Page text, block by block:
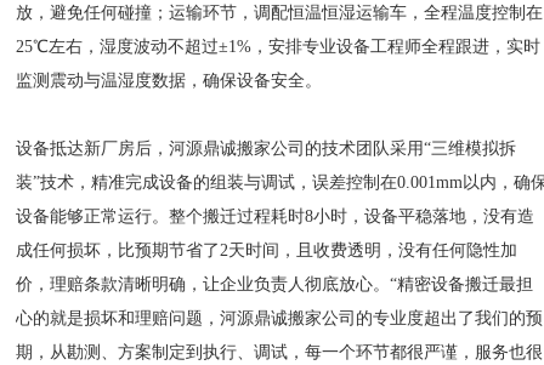
放，避免任何碰撞；运输环节，调配恒温恒湿运输车，全程温度控制在
25℃左右，湿度波动不超过±1%，安排专业设备工程师全程跟进，实时
监测震动与温湿度数据，确保设备安全。
设备抵达新厂房后，河源鼎诚搬家公司的技术团队采用“三维模拟拆
装”技术，精准完成设备的组装与调试，误差控制在0.001mm以内，确
设备能够正常运行。整个搬迁过程耗时8小时，设备平稳落地，没有造
成任何损坏，比预期节省了2天时间，且收费透明，没有任何隐性加
价，理赔条款清晰明确，让企业负责人彻底放心。“精密设备搬迁最担
心的就是损坏和理赔问题，河源鼎诚搬家公司的专业度超出了我们的预
期，从勘测、方案制定到执行、调试，每一个环节都很严谨，服务也很